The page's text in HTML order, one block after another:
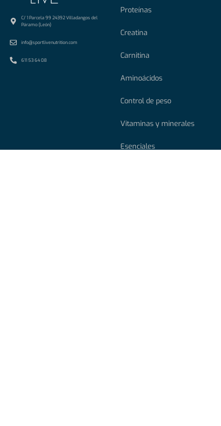
C/ 1 Parcela 99 24392 Villadangos del
Páramo (León)
info@sportlivenutrition.com
611 53 64 08
Proteínas
Creatina
Carnitina
Aminoácidos
Control de peso
Vitaminas y minerales
Esenciales